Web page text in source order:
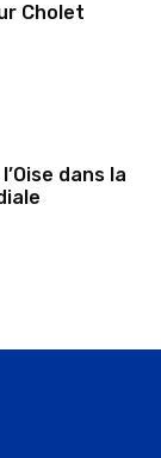
Cholet
dans la